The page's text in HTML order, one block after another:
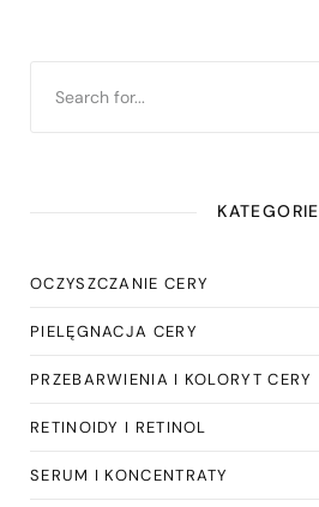
KATEGORIE
OCZYSZCZANIE CERY
PIELĘGNACJA CERY
PRZEBARWIENIA I KOLORYT CERY
RETINOIDY I RETINOL
SERUM I KONCENTRATY